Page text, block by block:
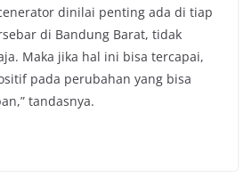
dinilai penting ada di tiap
di Bandung Barat, tidak
Maka jika hal ini bisa tercapai,
pada perubahan yang bisa
tandasnya.